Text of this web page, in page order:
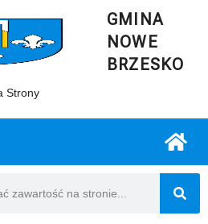
GMINA
NOWE
BRZESKO
Strony